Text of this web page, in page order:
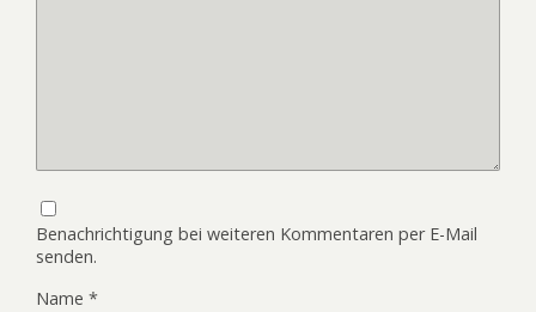
Benachrichtigung bei weiteren Kommentaren per E-Mail
senden.
Name *